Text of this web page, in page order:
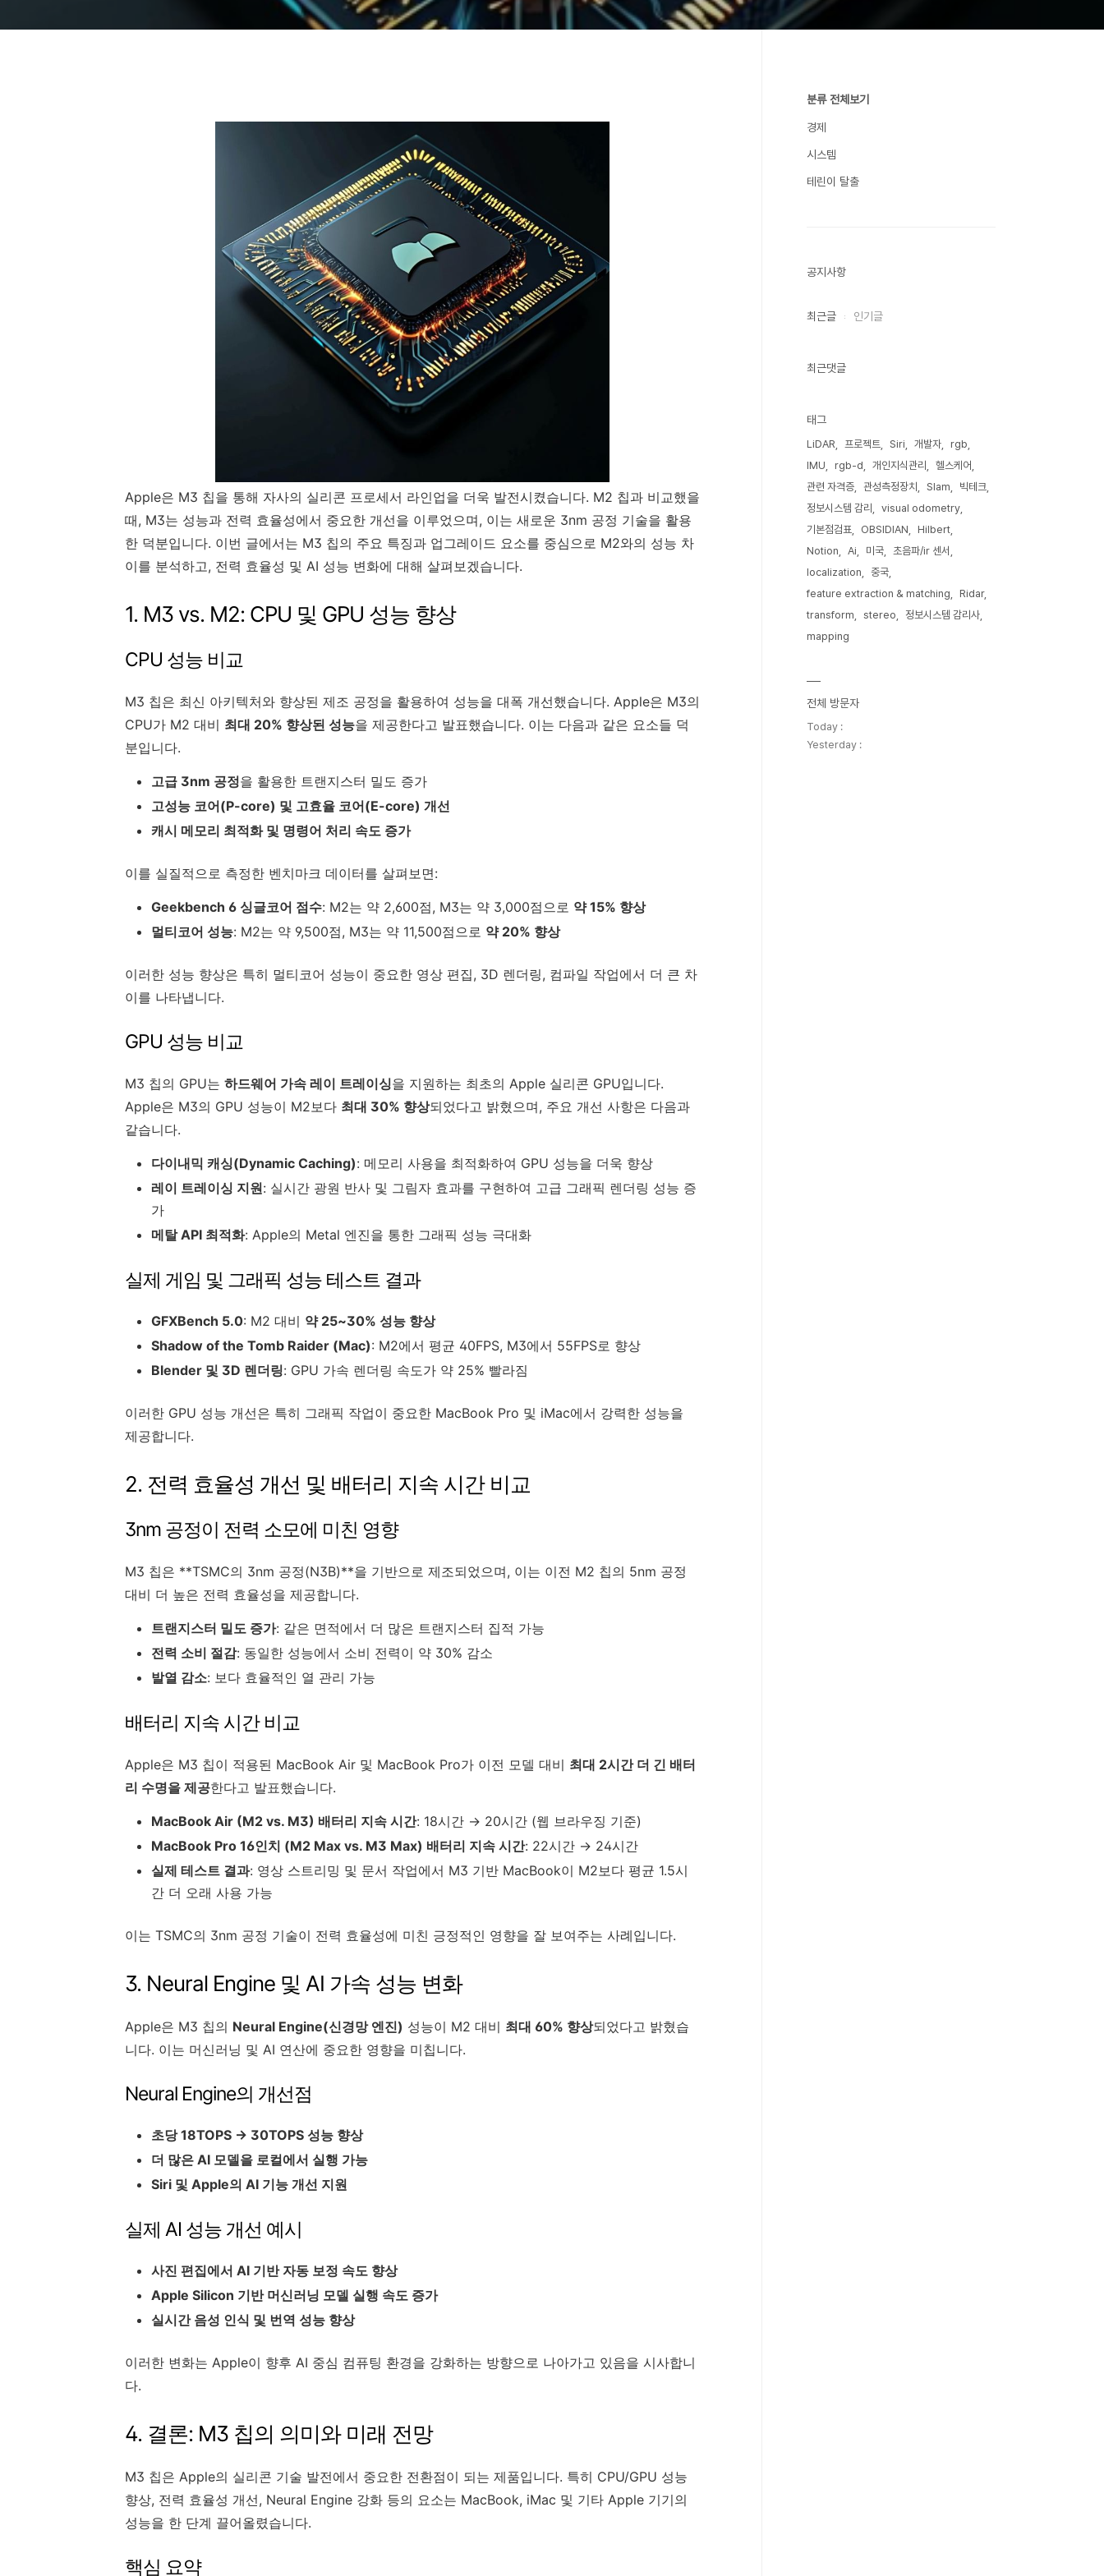
Apple은 M3 칩을 통해 자사의 실리콘 프로세서 라인업을 더욱 발전시켰습니다. M2 칩과 비교했을
때, M3는 성능과 전력 효율성에서 중요한 개선을 이루었으며, 이는 새로운 3nm 공정 기술을 활용
한 덕분입니다. 이번 글에서는 M3 칩의 주요 특징과 업그레이드 요소를 중심으로 M2와의 성능 차
이를 분석하고, 전력 효율성 및 AI 성능 변화에 대해 살펴보겠습니다.
1. M3 vs. M2: CPU 및 GPU 성능 향상
CPU 성능 비교
M3 칩은 최신 아키텍처와 향상된 제조 공정을 활용하여 성능을 대폭 개선했습니다. Apple은 M3의
CPU가 M2 대비 최대 20% 향상된 성능을 제공한다고 발표했습니다. 이는 다음과 같은 요소들 덕
분입니다.
고급 3nm 공정을 활용한 트랜지스터 밀도 증가
고성능 코어(P-core) 및 고효율 코어(E-core) 개선
캐시 메모리 최적화 및 명령어 처리 속도 증가
이를 실질적으로 측정한 벤치마크 데이터를 살펴보면:
Geekbench 6 싱글코어 점수: M2는 약 2,600점, M3는 약 3,000점으로 약 15% 향상
멀티코어 성능: M2는 약 9,500점, M3는 약 11,500점으로 약 20% 향상
이러한 성능 향상은 특히 멀티코어 성능이 중요한 영상 편집, 3D 렌더링, 컴파일 작업에서 더 큰 차
이를 나타냅니다.
GPU 성능 비교
M3 칩의 GPU는 하드웨어 가속 레이 트레이싱을 지원하는 최초의 Apple 실리콘 GPU입니다.
Apple은 M3의 GPU 성능이 M2보다 최대 30% 향상되었다고 밝혔으며, 주요 개선 사항은 다음과
같습니다.
다이내믹 캐싱(Dynamic Caching): 메모리 사용을 최적화하여 GPU 성능을 더욱 향상
레이 트레이싱 지원: 실시간 광원 반사 및 그림자 효과를 구현하여 고급 그래픽 렌더링 성능 증
가
메탈 API 최적화: Apple의 Metal 엔진을 통한 그래픽 성능 극대화
실제 게임 및 그래픽 성능 테스트 결과
GFXBench 5.0: M2 대비 약 25~30% 성능 향상
Shadow of the Tomb Raider (Mac): M2에서 평균 40FPS, M3에서 55FPS로 향상
Blender 및 3D 렌더링: GPU 가속 렌더링 속도가 약 25% 빨라짐
이러한 GPU 성능 개선은 특히 그래픽 작업이 중요한 MacBook Pro 및 iMac에서 강력한 성능을
제공합니다.
2. 전력 효율성 개선 및 배터리 지속 시간 비교
3nm 공정이 전력 소모에 미친 영향
M3 칩은 **TSMC의 3nm 공정(N3B)**을 기반으로 제조되었으며, 이는 이전 M2 칩의 5nm 공정
대비 더 높은 전력 효율성을 제공합니다.
트랜지스터 밀도 증가: 같은 면적에서 더 많은 트랜지스터 집적 가능
전력 소비 절감: 동일한 성능에서 소비 전력이 약 30% 감소
발열 감소: 보다 효율적인 열 관리 가능
배터리 지속 시간 비교
Apple은 M3 칩이 적용된 MacBook Air 및 MacBook Pro가 이전 모델 대비 최대 2시간 더 긴 배터
리 수명을 제공한다고 발표했습니다.
MacBook Air (M2 vs. M3) 배터리 지속 시간: 18시간 → 20시간 (웹 브라우징 기준)
MacBook Pro 16인치 (M2 Max vs. M3 Max) 배터리 지속 시간: 22시간 → 24시간
실제 테스트 결과: 영상 스트리밍 및 문서 작업에서 M3 기반 MacBook이 M2보다 평균 1.5시
간 더 오래 사용 가능
이는 TSMC의 3nm 공정 기술이 전력 효율성에 미친 긍정적인 영향을 잘 보여주는 사례입니다.
3. Neural Engine 및 AI 가속 성능 변화
Apple은 M3 칩의 Neural Engine(신경망 엔진) 성능이 M2 대비 최대 60% 향상되었다고 밝혔습
니다. 이는 머신러닝 및 AI 연산에 중요한 영향을 미칩니다.
Neural Engine의 개선점
초당 18TOPS → 30TOPS 성능 향상
더 많은 AI 모델을 로컬에서 실행 가능
Siri 및 Apple의 AI 기능 개선 지원
실제 AI 성능 개선 예시
사진 편집에서 AI 기반 자동 보정 속도 향상
Apple Silicon 기반 머신러닝 모델 실행 속도 증가
실시간 음성 인식 및 번역 성능 향상
이러한 변화는 Apple이 향후 AI 중심 컴퓨팅 환경을 강화하는 방향으로 나아가고 있음을 시사합니
다.
4. 결론: M3 칩의 의미와 미래 전망
M3 칩은 Apple의 실리콘 기술 발전에서 중요한 전환점이 되는 제품입니다. 특히 CPU/GPU 성능
향상, 전력 효율성 개선, Neural Engine 강화 등의 요소는 MacBook, iMac 및 기타 Apple 기기의
성능을 한 단계 끌어올렸습니다.
핵심 요약
분류 전체보기
경제
시스템
테린이 탈출
공지사항
최근글 인기글
최근댓글
태그
LiDAR 프로젝트 Siri 개발자
rgb
IMU
rgb-d 개인지식관리
헬스케어
관련 자격증
관성측정장치 Slam
빅테크
정보시스템 감리
visual odometry
기본점검표
OBSIDIAN
Hilbert
Notion
Ai 미국
초음파/ir 센서
localization
중국
feature extraction & matching
Ridar
transform
stereo
정보시스템 감리사
mapping
전체 방문자
Today :
Yesterday :